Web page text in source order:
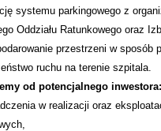
systemu parkingowego z
Oddziału Ratunkowego oraz
przestrzeni w sposób
ruchu na terenie szpitala.
od potencjalnego inwestora:
w realizacji oraz